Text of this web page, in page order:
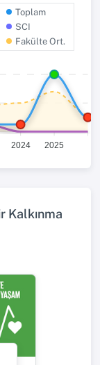
Toplam
SCI
Fakülte Ort.
2024 2025